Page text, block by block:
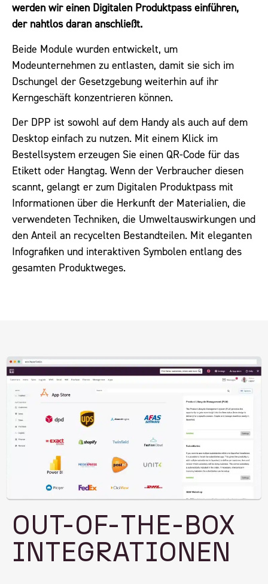
werden wir einen Digitalen Produktpass einführen,
der nahtlos daran anschließt.
Beide Module wurden entwickelt, um
Modeunternehmen zu entlasten, damit sie sich im
Dschungel der Gesetzgebung weiterhin auf ihr
Kerngeschäft konzentrieren können.
Der DPP ist sowohl auf dem Handy als auch auf dem
Desktop einfach zu nutzen. Mit einem Klick im
Bestellsystem erzeugen Sie einen QR-Code für das
Etikett oder Hangtag. Wenn der Verbraucher diesen
scannt, gelangt er zum Digitalen Produktpass mit
Informationen über die Herkunft der Materialien, die
verwendeten Techniken, die Umweltauswirkungen und
den Anteil an recycelten Bestandteilen. Mit eleganten
Infografiken und interaktiven Symbolen entlang des
gesamten Produktweges.
OUT-OF-THE-BOX
INTEGRATIONEN